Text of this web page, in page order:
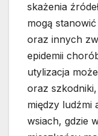
skażenia
mogą
oraz innych
epidemii
utylizacja
oraz
między ludźmi
wsiach, gdzie